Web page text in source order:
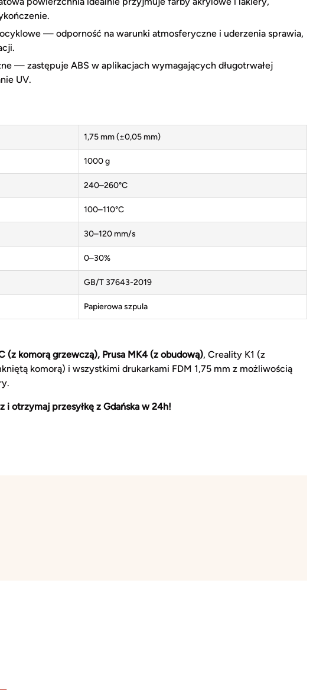
— odporność na warunki atmosferyczne i uderzenia sprawia,
— zastępuje ABS w aplikacjach wymagających długotrwałej
UV.
1,75 mm (±0,05 mm)
1000 g
240–260°C
100–110°C
30–120 mm/s
0–30%
GB/T 37643-2019
Papierowa szpula
(z komorą grzewczą), Prusa MK4 (z obudową), Creality K1 (z
komorą) i wszystkimi drukarkami FDM 1,75 mm z możliwością
i otrzymaj przesyłkę z Gdańska w 24h!